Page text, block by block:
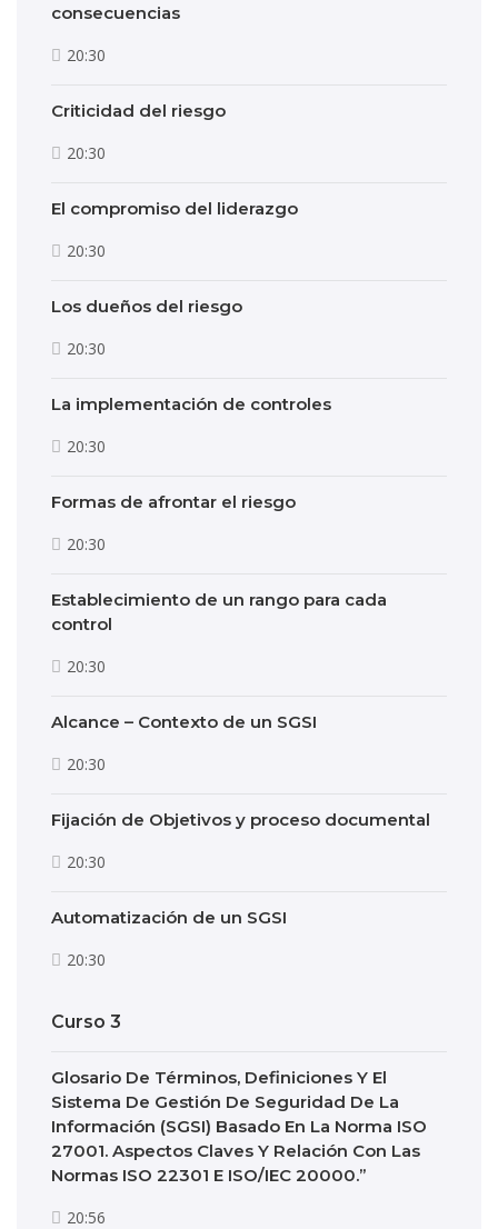
consecuencias
20:30
Criticidad del riesgo
20:30
El compromiso del liderazgo
20:30
Los dueños del riesgo
20:30
La implementación de controles
20:30
Formas de afrontar el riesgo
20:30
Establecimiento de un rango para cada
control
20:30
Alcance – Contexto de un SGSI
20:30
Fijación de Objetivos y proceso documental
20:30
Automatización de un SGSI
20:30
Curso 3
Glosario De Términos, Definiciones Y El
Sistema De Gestión De Seguridad De La
Información (SGSI) Basado En La Norma ISO
27001. Aspectos Claves Y Relación Con Las
Normas ISO 22301 E ISO/IEC 20000.”
20:56